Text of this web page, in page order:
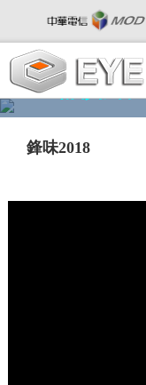
精彩影音
鋒味2018